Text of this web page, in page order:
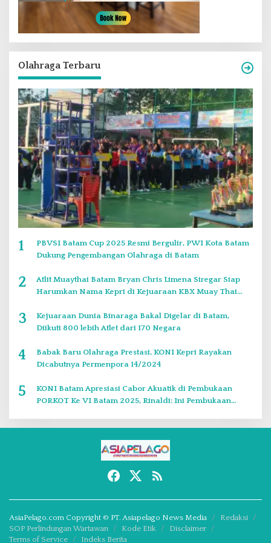
Olahraga Terbaru
1
PBVSI Batam Cup 2025 Resmi Bergulir, PWI Kota Batam
Dukung Pengembangan Olahraga di Batam
2
Atlit Muaythai Batam Bryan Chris Limena Siregar Siap
Harumkan Nama Kepri di Kejuaraan KBX Muay Thai
3
Kejuaraan Dunia Binaraga Bakal Digelar di Batam,
Diikuti 800 lebih Atlet dari 170 Negara
4
Babak Baru Olahraga Prestasi, KONI Kepri Rayakan
Dicabutnya Permenpora 14/2024
5
KONI Batam Apresiasi Cabor Akuatik di Pembukaan
PORKOT Ke VI Batam 2025, Rinaldi: Ini Pembukaan
AsiaPelago.com Copyright © PT. Asiapelago News Media
Redaksi
SOP Perlindungan Wartawan
Kode Etik
Disclaimer
Terms of Service
Indeks Berita